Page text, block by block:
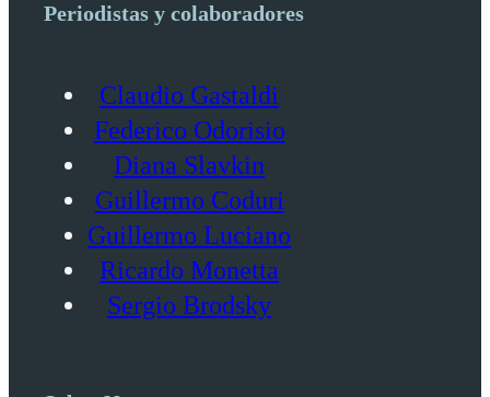
Periodistas y colaboradores
Claudio Gastaldi
Federico Odorisio
Diana Slavkin
Guillermo Coduri
Guillermo Luciano
Ricardo Monetta
Sergio Brodsky